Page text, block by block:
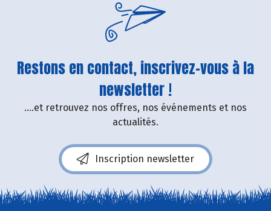
Restons en contact, inscrivez-vous à la
newsletter !
....et retrouvez nos offres, nos événements et nos
actualités.
Inscription newsletter